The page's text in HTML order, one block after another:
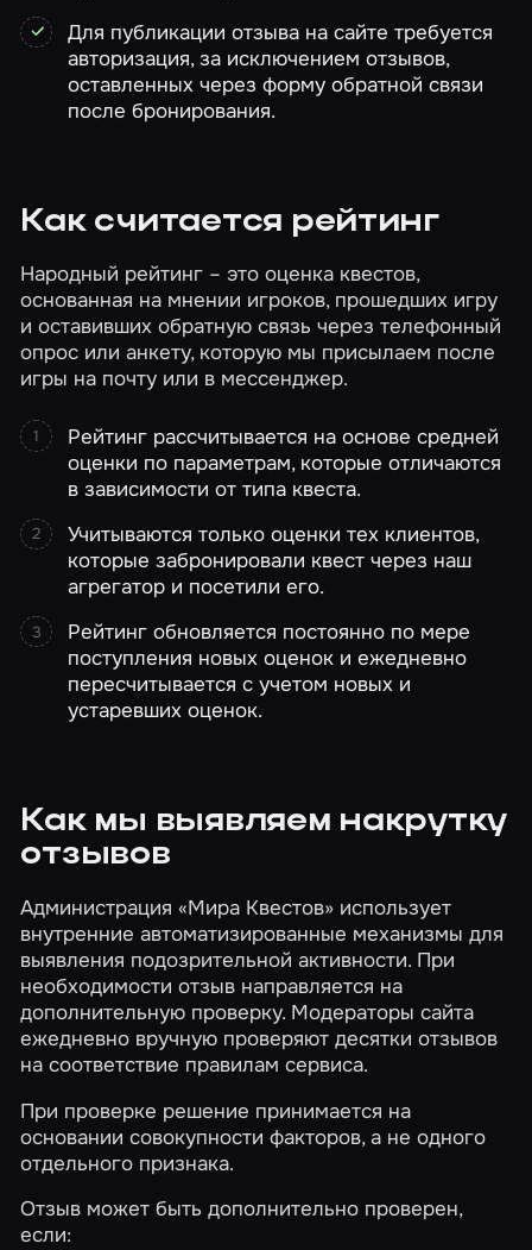
Для публикации отзыва на сайте требуется
авторизация, за исключением отзывов,
оставленных через форму обратной связи
после бронирования.
Как считается рейтинг
Народный рейтинг – это оценка квестов,
основанная на мнении игроков, прошедших игру
и оставивших обратную связь через телефонный
опрос или анкету, которую мы присылаем после
игры на почту или в мессенджер.
Рейтинг рассчитывается на основе средней
оценки по параметрам, которые отличаются
в зависимости от типа квеста.
Учитываются только оценки тех клиентов,
которые забронировали квест через наш
агрегатор и посетили его.
Рейтинг обновляется постоянно по мере
поступления новых оценок и ежедневно
пересчитывается с учетом новых и
устаревших оценок.
Как мы выявляем накрутку
отзывов
Администрация «Мира Квестов» использует
внутренние автоматизированные механизмы для
выявления подозрительной активности. При
необходимости отзыв направляется на
дополнительную проверку. Модераторы сайта
ежедневно вручную проверяют десятки отзывов
на соответствие правилам сервиса.
При проверке решение принимается на
основании совокупности факторов, а не одного
отдельного признака.
Отзыв может быть дополнительно проверен,
если: